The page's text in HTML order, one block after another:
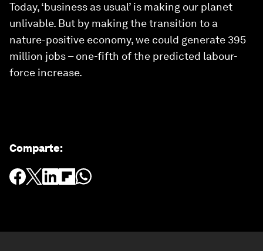
Today, ‘business as usual’ is making our planet
unlivable. But by making the transition to a
nature-positive economy, we could generate 395
million jobs – one-fifth of the predicted labour-
force increase.
Comparte: